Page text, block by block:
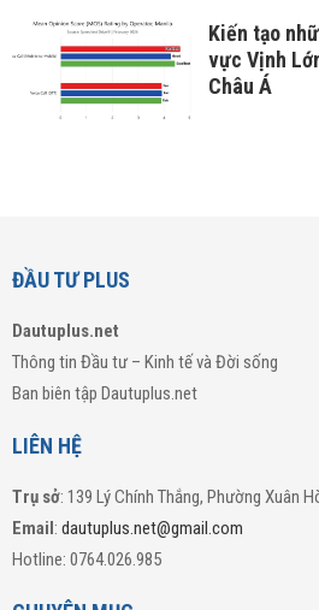
Kiến tạo
vực Vịnh
Châu Á
ĐẦU TƯ PLUS
Dautuplus.net
Thông tin Đầu tư – Kinh tế và Đời sống
Ban biên tập Dautuplus.net
LIÊN HỆ
Trụ sở: 139 Lý Chính Thắng, Phường Xuân
Email : dautuplus.net@gmail.com
Hotline: 0764.026.985